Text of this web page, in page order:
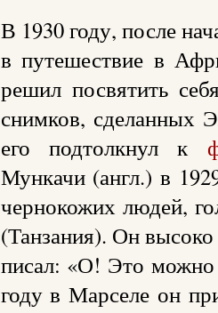
В 1930 году, после
в путешествие в
решил посвятить
снимков, сделанных
его подтолкнул к
Мункачи (англ.) в
чернокожих людей,
(Танзания). Он
писал: «О! Это
году в Марселе он